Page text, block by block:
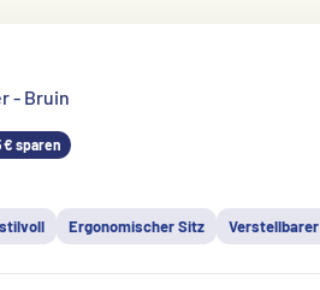
- Bruin
€ sparen
Ergonomischer Sitz